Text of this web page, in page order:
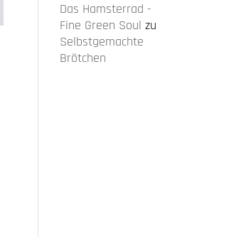
Das Hamsterrad -
Fine Green Soul zu
Selbstgemachte
Brötchen